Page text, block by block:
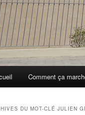
Comment ça
DU MOT-CLÉ JULIEN